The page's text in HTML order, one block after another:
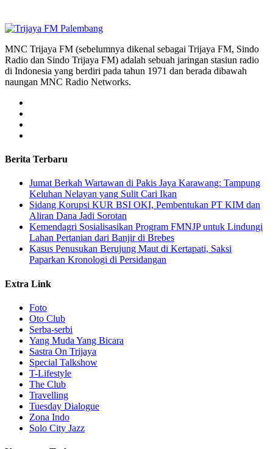
MNC Trijaya FM (sebelumnya dikenal sebagai Trijaya FM, Sindo
Radio dan Sindo Trijaya FM) adalah sebuah jaringan stasiun radio
di Indonesia yang berdiri pada tahun 1971 dan berada dibawah
naungan MNC Radio Networks.
Berita Terbaru
Jumat Berkah Wartawan di Pakis Jaya Karawang: Tampung
Keluhan Nelayan yang Sulit Cari Ikan
Sidang Korupsi KUR BSI OKI, Pembentukan PT KIM dan
Aliran Dana Jadi Sorotan
Kemendagri Sosialisasikan Program FMNJP untuk Lindungi
Lahan Pertanian dari Banjir di Brebes
Kasus Penusukan Berujung Maut di Kertapati, Saksi
Paparkan Kronologi di Persidangan
Extra Link
Foto
Oto Club
Serba-serbi
Yang Muda Yang Bicara
Sastra On Trijaya
Special Talkshow
T-Lifestyle
The Club
Travelling
Tuesday Dialogue
Zona Indo
Solo City Jazz